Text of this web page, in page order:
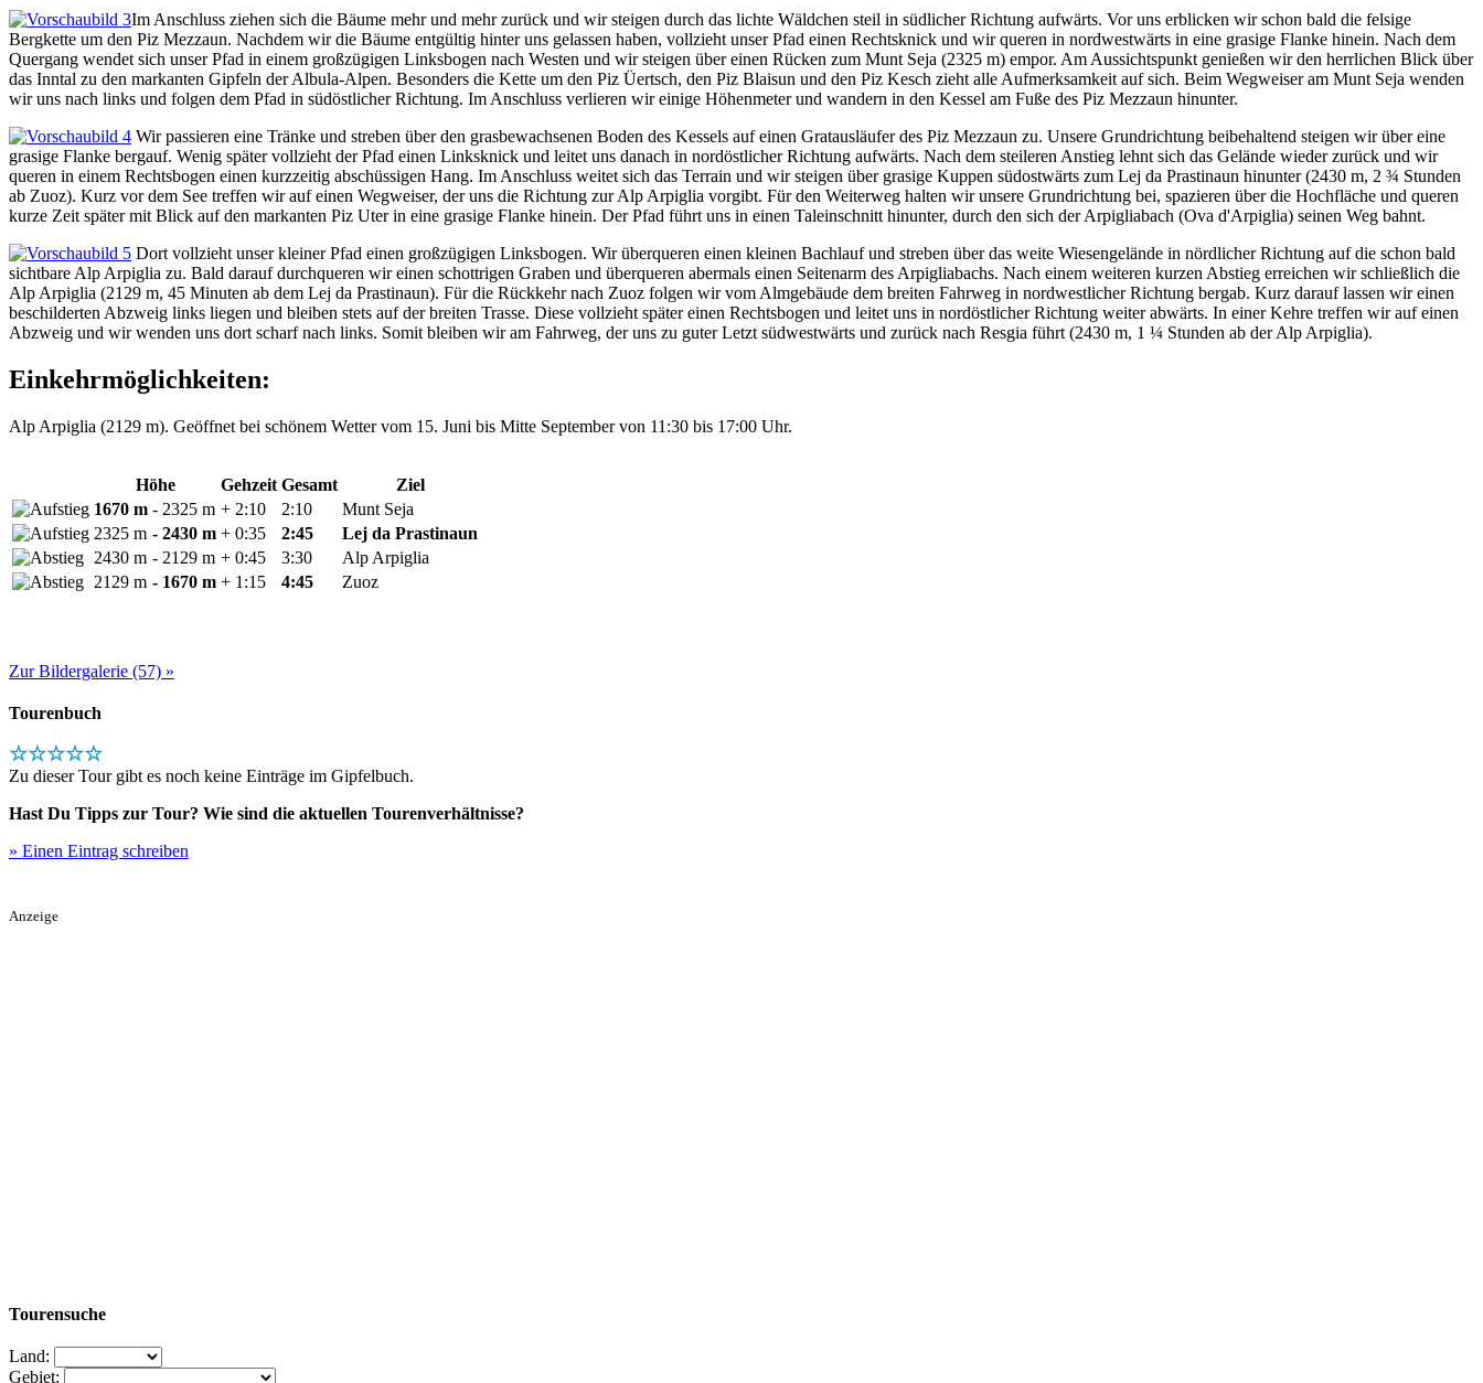
Im Anschluss ziehen sich die Bäume mehr und mehr zurück und wir steigen durch das lichte Wäldchen steil in südlicher Richtung aufwärts. Vor uns erblicken wir schon bald die felsige
Bergkette um den Piz Mezzaun. Nachdem wir die Bäume entgültig hinter uns gelassen haben, vollzieht unser Pfad einen Rechtsknick und wir queren in nordwestwärts in eine grasige Flanke hinein. Nach dem
Quergang wendet sich unser Pfad in einem großzügigen Linksbogen nach Westen und wir steigen über einen Rücken zum Munt Seja (2325 m) empor. Am Aussichtspunkt genießen wir den herrlichen Blick über
das Inntal zu den markanten Gipfeln der Albula-Alpen. Besonders die Kette um den Piz Üertsch, den Piz Blaisun und den Piz Kesch zieht alle Aufmerksamkeit auf sich. Beim Wegweiser am Munt Seja wenden
wir uns nach links und folgen dem Pfad in südöstlicher Richtung. Im Anschluss verlieren wir einige Höhenmeter und wandern in den Kessel am Fuße des Piz Mezzaun hinunter.
Wir passieren eine Tränke und streben über den grasbewachsenen Boden des Kessels auf einen Gratausläufer des Piz Mezzaun zu. Unsere Grundrichtung beibehaltend steigen wir über eine
grasige Flanke bergauf. Wenig später vollzieht der Pfad einen Linksknick und leitet uns danach in nordöstlicher Richtung aufwärts. Nach dem steileren Anstieg lehnt sich das Gelände wieder zurück und wir
queren in einem Rechtsbogen einen kurzzeitig abschüssigen Hang. Im Anschluss weitet sich das Terrain und wir steigen über grasige Kuppen südostwärts zum Lej da Prastinaun hinunter (2430 m, 2 ¾ Stunden
ab Zuoz). Kurz vor dem See treffen wir auf einen Wegweiser, der uns die Richtung zur Alp Arpiglia vorgibt. Für den Weiterweg halten wir unsere Grundrichtung bei, spazieren über die Hochfläche und queren
kurze Zeit später mit Blick auf den markanten Piz Uter in eine grasige Flanke hinein. Der Pfad führt uns in einen Taleinschnitt hinunter, durch den sich der Arpigliabach (Ova d'Arpiglia) seinen Weg bahnt.
Dort vollzieht unser kleiner Pfad einen großzügigen Linksbogen. Wir überqueren einen kleinen Bachlauf und streben über das weite Wiesengelände in nördlicher Richtung auf die schon bald
sichtbare Alp Arpiglia zu. Bald darauf durchqueren wir einen schottrigen Graben und überqueren abermals einen Seitenarm des Arpigliabachs. Nach einem weiteren kurzen Abstieg erreichen wir schließlich die
Alp Arpiglia (2129 m, 45 Minuten ab dem Lej da Prastinaun). Für die Rückkehr nach Zuoz folgen wir vom Almgebäude dem breiten Fahrweg in nordwestlicher Richtung bergab. Kurz darauf lassen wir einen
beschilderten Abzweig links liegen und bleiben stets auf der breiten Trasse. Diese vollzieht später einen Rechtsbogen und leitet uns in nordöstlicher Richtung weiter abwärts. In einer Kehre treffen wir auf einen
Abzweig und wir wenden uns dort scharf nach links. Somit bleiben wir am Fahrweg, der uns zu guter Letzt südwestwärts und zurück nach Resgia führt (2430 m, 1 ¼ Stunden ab der Alp Arpiglia).
Einkehrmöglichkeiten:
Alp Arpiglia (2129 m). Geöffnet bei schönem Wetter vom 15. Juni bis Mitte September von 11:30 bis 17:00 Uhr.
Höhe Gehzeit Gesamt
Ziel
1670 m - 2325 m + 2:10 2:10
Munt Seja
2325 m - 2430 m + 0:35 2:45
Lej da Prastinaun
2430 m - 2129 m + 0:45 3:30
Alp Arpiglia
2129 m - 1670 m + 1:15 4:45 Zuoz
Zur Bildergalerie (57) »
Tourenbuch
☆☆☆☆☆
Zu dieser Tour gibt es noch keine Einträge im Gipfelbuch.
Hast Du Tipps zur Tour? Wie sind die aktuellen Tourenverhältnisse?
» Einen Eintrag schreiben
Anzeige
Tourensuche
Land:
Gebiet: